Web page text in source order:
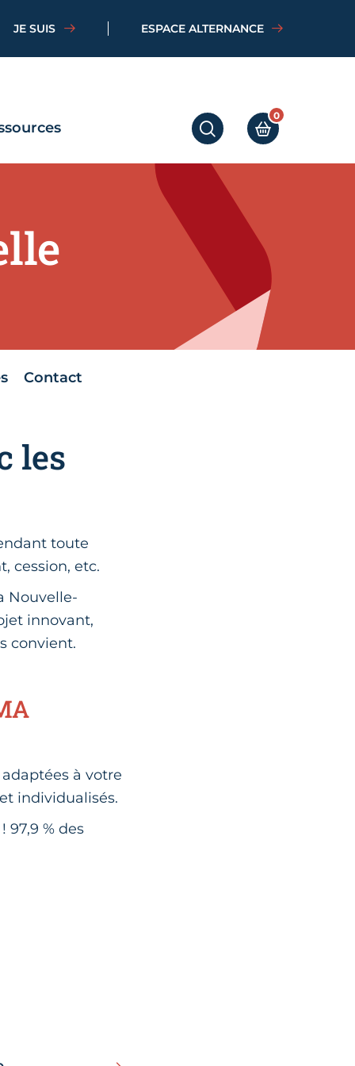
JE SUIS ESPACE ALTERNANCE
RECHERCHERMON PANIER
0
Contact
les
toute
cession, etc.
Nouvelle-
innovant,
convient.
à votre
individualisés.
% des